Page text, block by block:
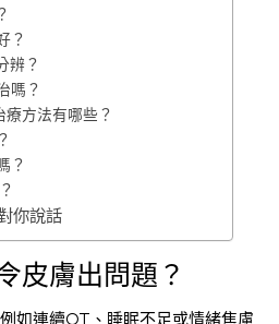
？
辨？
嗎？
方法有哪些？
？
你說話
皮膚出問題？
如連續OT、睡眠不足或情緒焦慮